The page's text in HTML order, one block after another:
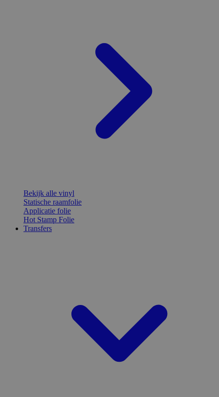
Bekijk alle vinyl
Statische raamfolie
Applicatie folie
Hot Stamp Folie
Transfers